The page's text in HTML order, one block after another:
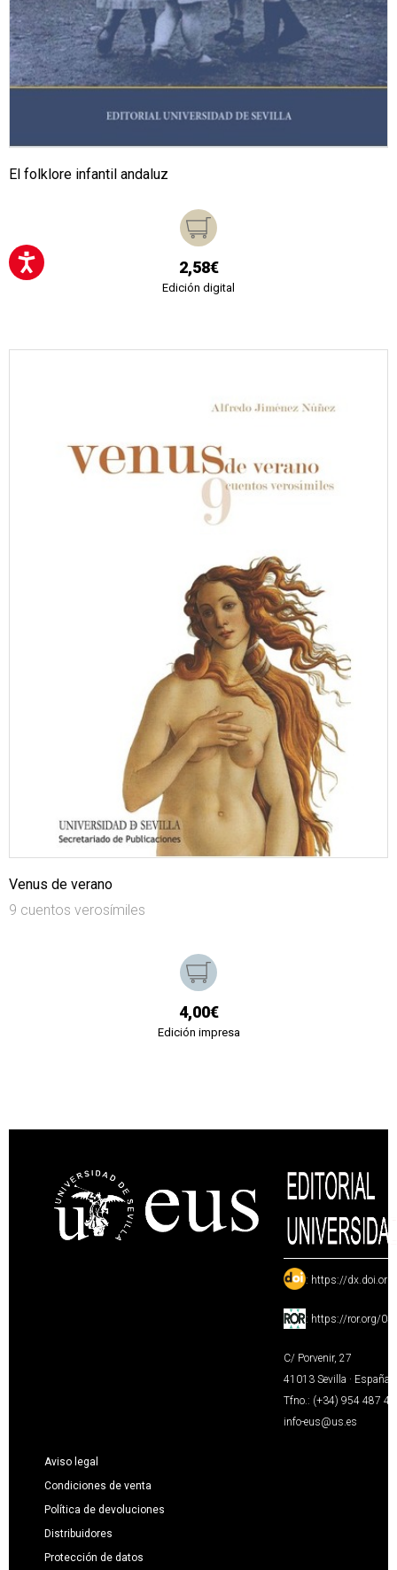
El folklore infantil andaluz
2,58€
Edición digital
Venus de verano
9 cuentos verosímiles
4,00€
Edición impresa
: https://
: https://ror.org/
C/ Porvenir, 27
41013 Sevilla · España
Tfno.: (+34) 954 487
info-eus@us.es
Aviso legal
Condiciones de venta
Política de devoluciones
Distribuidores
Protección de datos